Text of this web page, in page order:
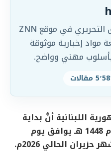
يعمل ضمن الفريق التحريري في موقع ZNN
مواد إخبارية موثوقة
بأسلوب مهني وواضح.
مقالات
اللبنانية أنَّ بداية
السنة الهجرية الجديدة لعام 1448 هـ يوافق يوم
الحالي 2026م.